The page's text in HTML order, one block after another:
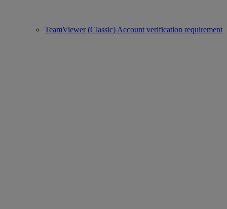
TeamViewer (Classic) Account verification requirement